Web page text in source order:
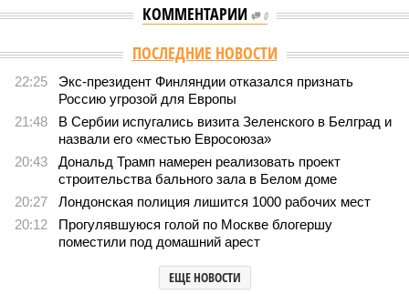
КОММЕНТАРИИ 0
ПОСЛЕДНИЕ НОВОСТИ
22:25
Экс-президент Финляндии отказался признать
Россию угрозой для Европы
21:48
В Сербии испугались визита Зеленского в Белград и
назвали его «местью Евросоюза»
20:43
Дональд Трамп намерен реализовать проект
строительства бального зала в Белом доме
20:27
Лондонская полиция лишится 1000 рабочих мест
20:12
Прогулявшуюся голой по Москве блогершу
поместили под домашний арест
ЕЩЕ НОВОСТИ